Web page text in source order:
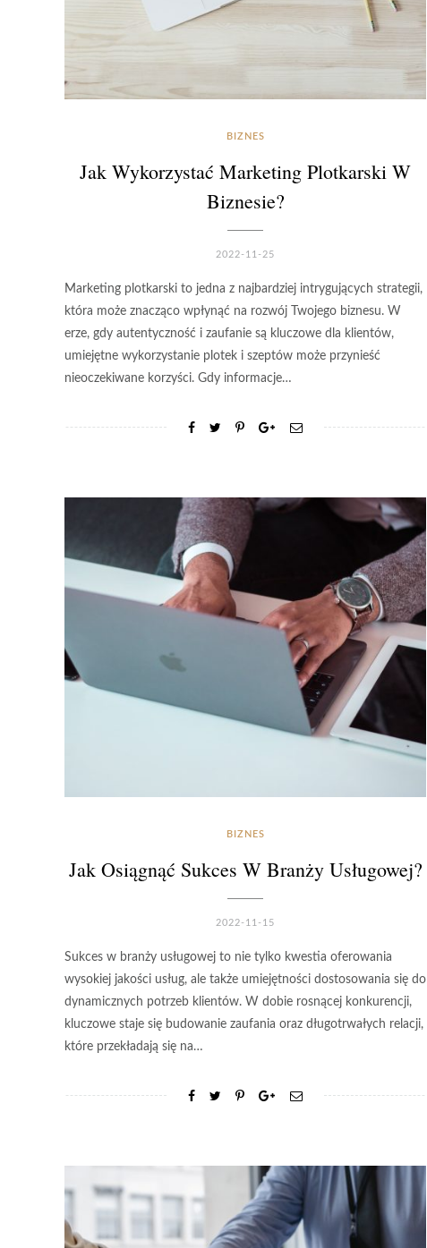
BIZNES
Jak Wykorzystać Marketing Plotkarski W
Biznesie?
2022-11-25
Marketing plotkarski to jedna z najbardziej intrygujących strategii,
która może znacząco wpłynąć na rozwój Twojego biznesu. W
erze, gdy autentyczność i zaufanie są kluczowe dla klientów,
umiejętne wykorzystanie plotek i szeptów może przynieść
nieoczekiwane korzyści. Gdy informacje…
BIZNES
Jak Osiągnąć Sukces W Branży Usługowej?
2022-11-15
Sukces w branży usługowej to nie tylko kwestia oferowania
wysokiej jakości usług, ale także umiejętności dostosowania się do
dynamicznych potrzeb klientów. W dobie rosnącej konkurencji,
kluczowe staje się budowanie zaufania oraz długotrwałych relacji,
które przekładają się na…